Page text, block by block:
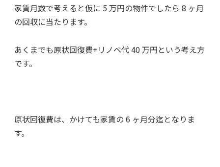
家賃月数で考えると仮に 5 万円の物件でしたら 8 ヶ月
の回収に当たります。
あくまでも原状回復費+リノベ代 40 万円という考え方
です。
原状回復費は、かけても家賃の 6 ヶ月分迄となりま
す。